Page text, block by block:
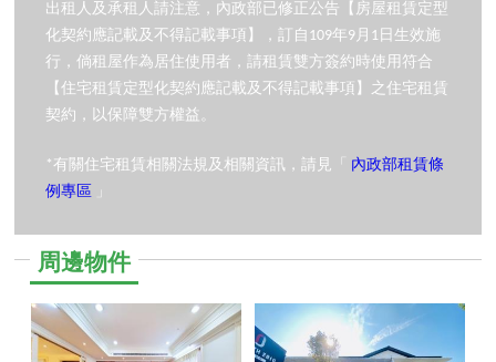
出租人及承租人請注意，內政部已修正公告【房屋租賃定型
化契約應記載及不得記載事項】，訂自109年9月1日生效施
行，倘租屋作為居住使用者，請租賃雙方簽約時使用符合
【住宅租賃定型化契約應記載及不得記載事項】之住宅租賃
契約，以保障雙方權益。
*有關住宅租賃相關法規及相關資訊，請見「 內政部租賃條
例專區 」
周邊物件